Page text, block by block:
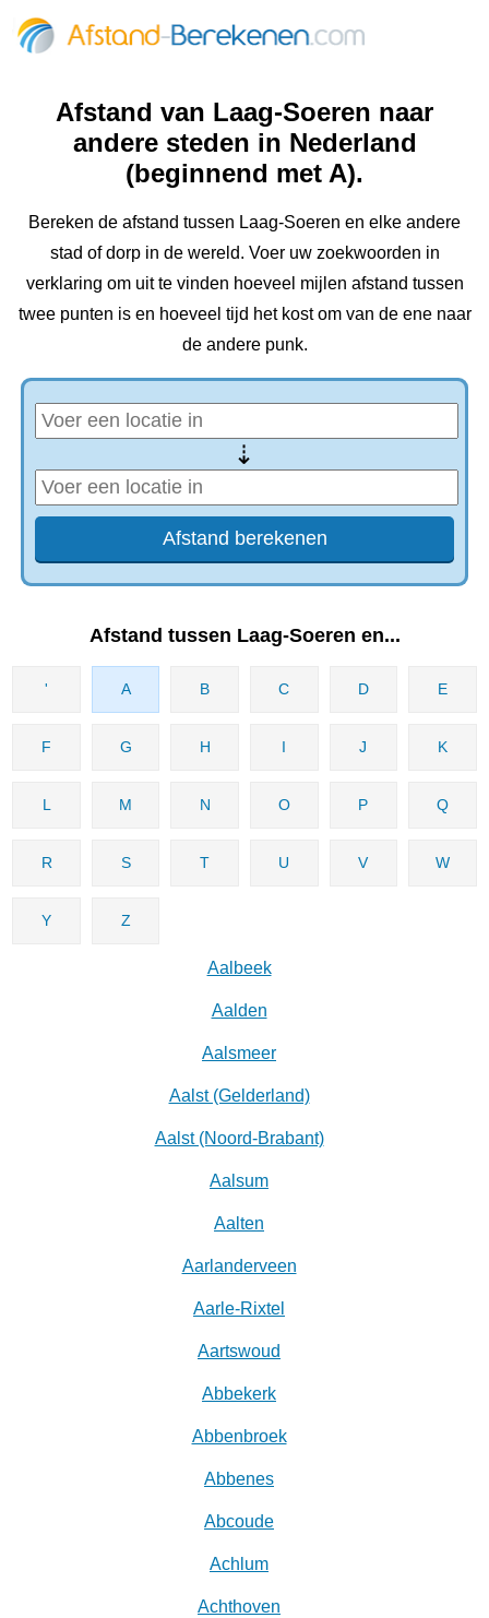
Afstand van Laag-Soeren naar
andere steden in Nederland
(beginnend met A).
Bereken de afstand tussen Laag-Soeren en elke andere
stad of dorp in de wereld. Voer uw zoekwoorden in
verklaring om uit te vinden hoeveel mijlen afstand tussen
twee punten is en hoeveel tijd het kost om van de ene naar
de andere punk.
⇢
Afstand tussen Laag-Soeren en...
' A B C D E
F G H I J K
L M N O P Q
R S T U V W
Y Z
Aalbeek
Aalden
Aalsmeer
Aalst (Gelderland)
Aalst (Noord-Brabant)
Aalsum
Aalten
Aarlanderveen
Aarle-Rixtel
Aartswoud
Abbekerk
Abbenbroek
Abbenes
Abcoude
Achlum
Achthoven